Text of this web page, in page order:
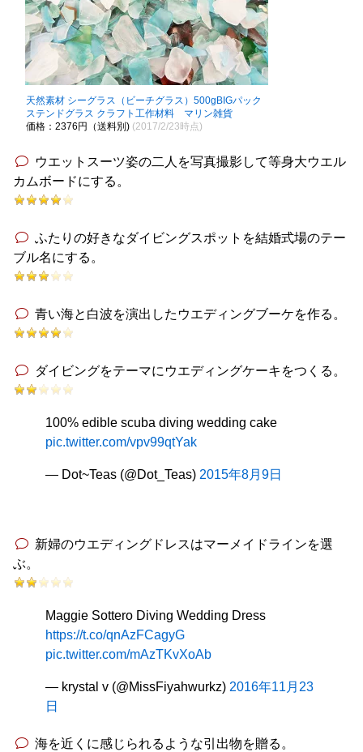
天然素材 シーグラス（ビーチグラス）500gBIGパック
ステンドグラス クラフト工作材料 マリン雑貨
価格：2376円（送料別) (2017/2/23時点)
ウエットスーツ姿の二人を写真撮影して等身大ウエル
カムボードにする。
ふたりの好きなダイビングスポットを結婚式場のテー
ブル名にする。
青い海と白波を演出したウエディングブーケを作る。
ダイビングをテーマにウエディングケーキをつくる。
100% edible scuba diving wedding cake
pic.twitter.com/vpv99qtYak
— Dot~Teas (@Dot_Teas) 2015年8月9日
新婦のウエディングドレスはマーメイドラインを選
ぶ。
Maggie Sottero Diving Wedding Dress
https://t.co/qnAzFCagyG
pic.twitter.com/mAzTKvXoAb
— krystal v (@MissFiyahwurkz) 2016年11月23
日
海を近くに感じられるような引出物を贈る。